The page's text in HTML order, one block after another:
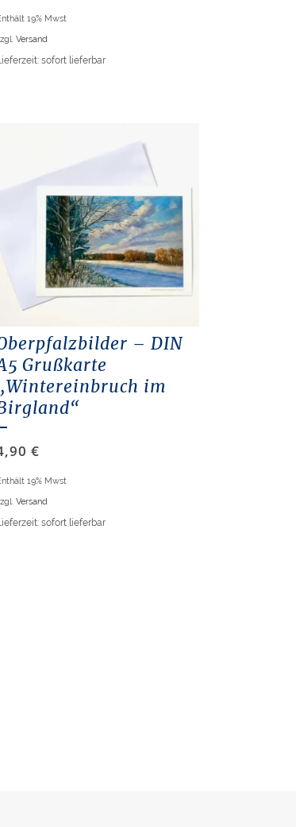
19% Mwst
Versand
sofort lieferbar
– DIN
Grußkarte
im
€
19% Mwst
Versand
sofort lieferbar